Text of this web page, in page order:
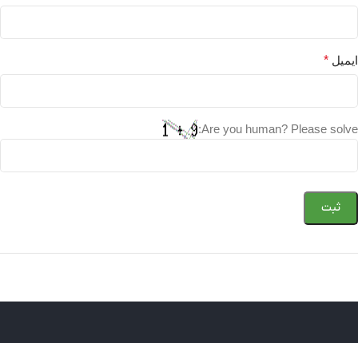
ایمیل *
Are you human? Please solve: